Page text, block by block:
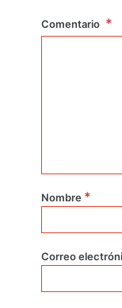
Comentario
Nombre *
Correo